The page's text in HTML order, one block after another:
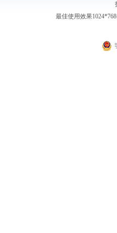
最佳使用效果